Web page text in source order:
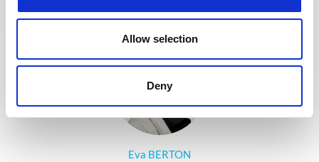
Allow selection
Deny
Eva BERTON